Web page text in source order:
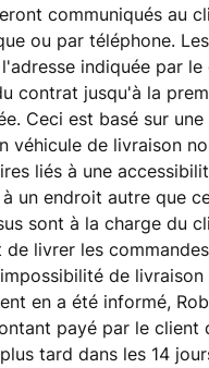
communiqués au
ou par téléphone.
indiquée par
contrat jusqu'à la
Ceci est basé sur une
véhicule de livraison
liés à une
un endroit autre que
sont à la charge du
livrer les
de
en a été informé,
payé par le client
tard dans les 14